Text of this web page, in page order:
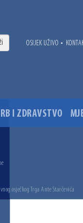
OSIJEK UŽIVO •
I ZDRAVSTVO
osječkog Trga Ante Starčevića